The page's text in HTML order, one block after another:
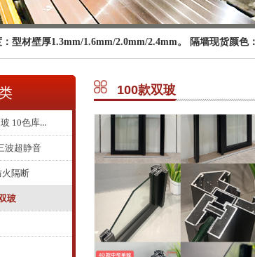
材壁厚1.3mm/1.6mm/2.0mm/2.4mm。 隔墙现货颜色
100款双玻
10色库存
波超静音
火隔断
玻